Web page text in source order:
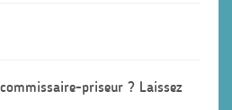
priseur ? Laissez